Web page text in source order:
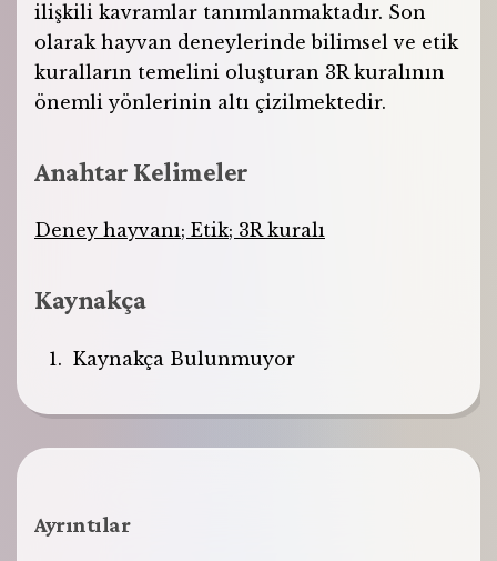
ilişkili kavramlar tanımlanmaktadır. Son
olarak hayvan deneylerinde bilimsel ve etik
kuralların temelini oluşturan 3R kuralının
önemli yönlerinin altı çizilmektedir.
Anahtar Kelimeler
Deney hayvanı; Etik; 3R kuralı
Kaynakça
Kaynakça Bulunmuyor
Ayrıntılar